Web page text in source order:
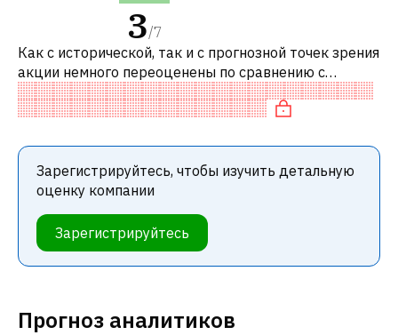
3/7
Как с исторической, так и с прогнозной точек зрения
акции немного переоценены по сравнению с
аналогичными акциями. В частности, акция
справедливо оценена по P/E, нейтраль
Зарегистрируйтесь, чтобы изучить детальную
оценку компании
Зарегистрируйтесь
Прогноз аналитиков